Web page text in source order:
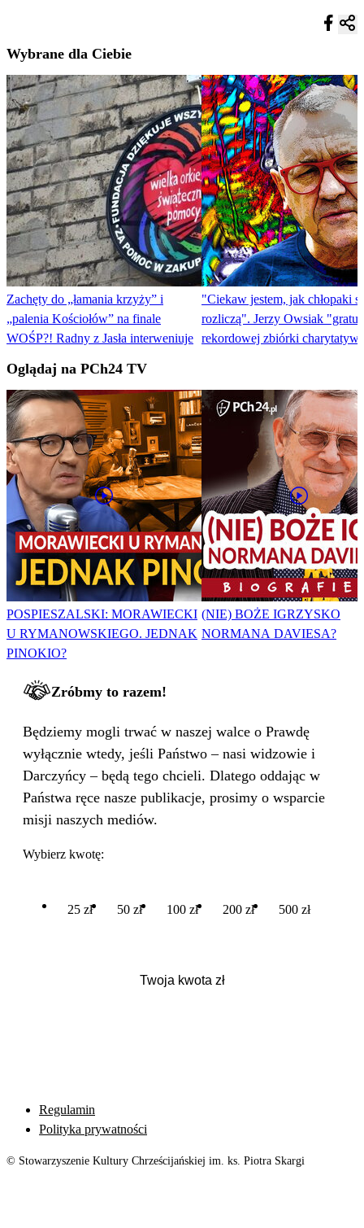
Wybrane dla Ciebie
Zachęty do „łamania krzyży” i
„palenia Kościołów” na finale
WOŚP?! Radny z Jasła interweniuje
"Ciekaw jestem, jak chłopaki
rozliczą". Jerzy Owsiak
rekordowej zbiórki
Oglądaj na PCh24 TV
POSPIESZALSKI: MORAWIECKI
U RYMANOWSKIEGO. JEDNAK
PINOKIO?
(NIE) BOŻE IGRZYSKO
NORMANA DAVIESA?
Zróbmy to razem!
Będziemy mogli trwać w naszej walce o Prawdę
wyłącznie wtedy, jeśli Państwo – nasi widzowie i
Darczyńcy – będą tego chcieli. Dlatego oddając w
Państwa ręce nasze publikacje, prosimy o wsparcie
misji naszych mediów.
Wybierz kwotę:
25 zł 50 zł 100 zł 200 zł 500 zł
Regulamin
Polityka prywatności
© Stowarzyszenie Kultury Chrześcijańskiej im. ks. Piotra Skargi